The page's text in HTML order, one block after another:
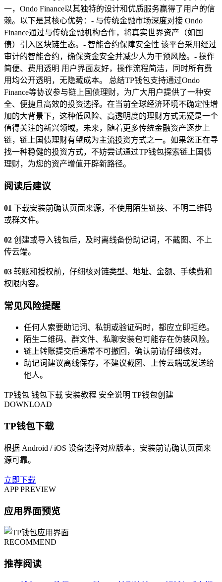
一，Ondo Finance以其独特的设计和优质服务赢得了用户的信
赖。以下是其核心优势：- 与传统金融市场深度对接 Ondo
Finance通过与传统金融机构合作，将真实世界资产（如国
债）引入区块链生态。- 智能合约保障安全性 该平台采用经过
审计的智能合约，确保资金安全并减少人为干预风险。- 操作
简便、费用透明 用户界面友好，操作流程简洁，同时所有费
用均公开透明，无隐藏成本。 总结TP钱包支持通过Ondo
Finance等协议参与链上国债理财，为广大用户提供了一种安
全、便捷且高效的投资选择。在当前全球经济环境不确定性增
加的大背景下，这种低风险、高透明度的理财方式无疑是一个
值得关注的新兴领域。未来，随着更多传统金融资产逐步上
链，链上国债理财有望成为主流投资方式之一。如果您正在寻
找一种稳健的投资方式，不妨尝试通过TP钱包探索链上国债
理财，为您的资产增值开辟新路径。
阅读后建议
01 下载安装前确认页面来源，不使用陌生链接、不明二维码
或群文件。
02 创建或导入钱包后，及时离线备份助记词，不截图、不上
传云端。
03 转账和授权前，仔细核对链类型、地址、金额、手续费和
权限内容。
常见风险提醒
任何人索要助记词、私钥或验证码时，都应立即拒绝。
陌生二维码、群文件、私聊安装包可能存在伪装风险。
链上转账提交后通常不可撤回，确认前请仔细核对。
助记词建议离线保存，不建议截图、上传云端或发送给
他人。
TP钱包 钱包下载 安装教程 安全说明 TP钱包创建
DOWNLOAD
TP钱包下载
根据 Android / iOS 设备选择对应版本，安装前请确认页面来
源可靠。
立即下载
APP PREVIEW
应用界面预览
RECOMMEND
推荐阅读